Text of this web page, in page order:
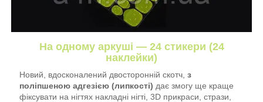
На одному аркуші — 24 стикери (24
наклейки)
Новий, вдосконалений двосторонній скотч, з
поліпшеною адгезією (липкості) дає змогу ще краще
фіксувати на нігтях накладні нігті, 3D прикраси, стрази,